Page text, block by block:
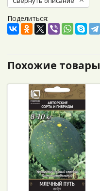
Поделиться:
Похожие товары